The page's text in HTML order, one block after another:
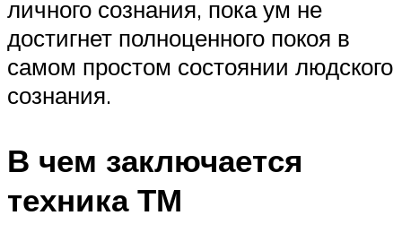
личного сознания, пока ум не
достигнет полноценного покоя в
самом простом состоянии людского
сознания.
В чем заключается
техника ТМ